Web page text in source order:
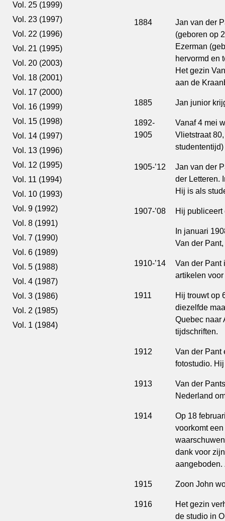
Vol. 25 (1999)
Vol. 23 (1997)
Vol. 22 (1996)
Vol. 21 (1995)
Vol. 20 (2003)
Vol. 18 (2001)
Vol. 17 (2000)
Vol. 16 (1999)
Vol. 15 (1998)
Vol. 14 (1997)
Vol. 13 (1996)
Vol. 12 (1995)
Vol. 11 (1994)
Vol. 10 (1993)
Vol. 9 (1992)
Vol. 8 (1991)
Vol. 7 (1990)
Vol. 6 (1989)
Vol. 5 (1988)
Vol. 4 (1987)
Vol. 3 (1986)
Vol. 2 (1985)
Vol. 1 (1984)
1884
Jan van der
(geboren op
Ezerman
hervormd en
Het gezin
aan de
1885 Jan junior
1892-
1905
Vanaf 4 mei
Vlietstraat
1905-’12
Jan van der
der Letteren.
Hij is als
1907-’08 Hij
In januari
Van der
1910-’14
Van der Pant
artikelen
1911
Hij trouwt op
diezelfde
Quebec naar
tijdschriften.
1912
Van der Pant
fotostudio. Hij
1913
Van der
Nederland
1914
Op 18
voorkomt
dank voor
aangeboden.
1915 Zoon John
1916
Het gezin
de studio in